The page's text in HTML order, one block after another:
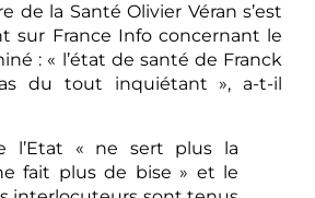
de la Santé Olivier Véran s’est
sur France Info concernant le
: « l’état de santé de Franck
du tout inquiétant », a-t-il
l’Etat « ne sert plus la
fait plus de bise » et le